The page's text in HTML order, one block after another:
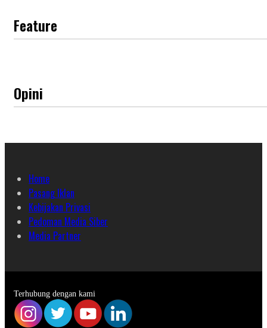
Feature
Opini
Home
Pasang Iklan
Kebijakan Privasi
Pedoman Media Siber
Media Partner
Terhubung dengan kami